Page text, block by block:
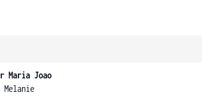
Maria Joao